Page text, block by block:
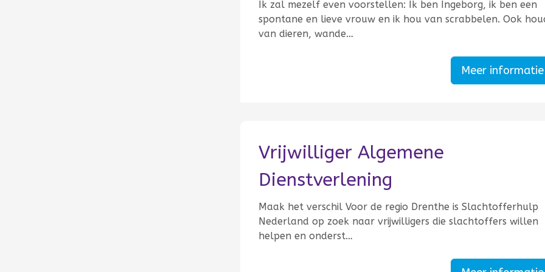
Ik zal mezelf even voorstellen: Ik ben Ingeborg, ik ben een
spontane en lieve vrouw en ik hou van scrabbelen. Ook
van dieren, wande…
Meer
Vrijwilliger Algemene
Dienstverlening
Maak het verschil Voor de regio Drenthe is Slachtofferhulp
Nederland op zoek naar vrijwilligers die slachtoffers willen
helpen en onderst…